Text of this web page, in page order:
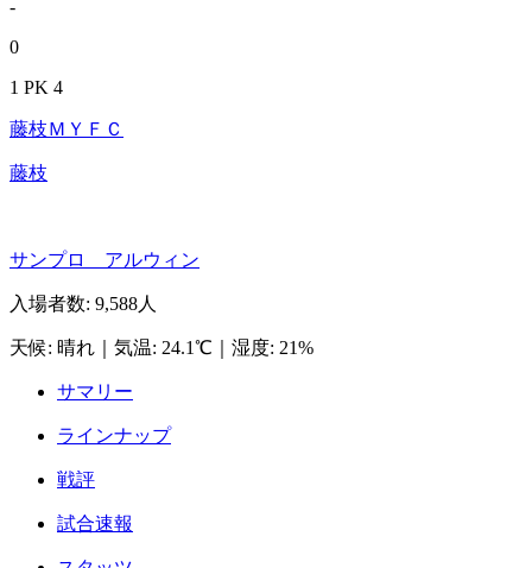
-
0
1 PK 4
藤枝ＭＹＦＣ
藤枝
サンプロ アルウィン
入場者数: 9,588人
天候: 晴れ 気温: 24.1℃ 湿度: 21%
サマリー
ラインナップ
戦評
試合速報